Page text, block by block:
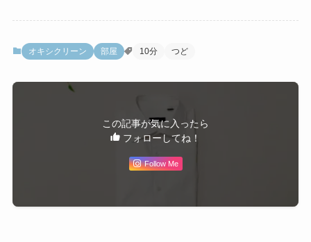
オキシクリーン 部屋 10分 つど
この記事が気に入ったら
フォローしてね！
Follow Me